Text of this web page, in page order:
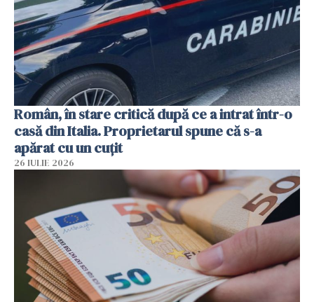
Român, în stare critică după ce a intrat într-o
casă din Italia. Proprietarul spune că s-a
apărat cu un cuțit
26 IULIE 2026